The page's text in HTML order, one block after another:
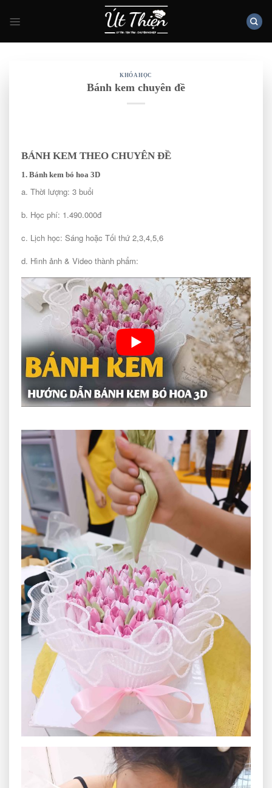
KHÓA HỌC
Bánh kem chuyên đề
BÁNH KEM THEO CHUYÊN ĐỀ
1. Bánh kem bó hoa 3D
a. Thời lượng: 3 buổi
b. Học phí: 1.490.000đ
c. Lịch học: Sáng hoặc Tối thứ 2,3,4,5,6
d. Hình ảnh & Video thành phẩm: